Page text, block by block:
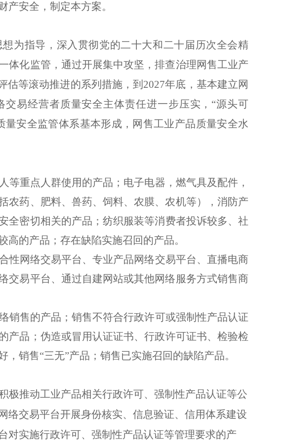
产安全，制定本方案。
为指导， 深入贯彻党的二十大和二十届 历次全会精
体化监管 ， 通过开展集中攻坚，排查治理网售工业产
估等滚动推进的系列措施，到 2027年底，基本建立网
易经营者质量安全主体责任进一步压实， “源头可
量安全监管体系基本形成，网售工业产品质量安全水
等重点人群使用的产品；电子电器，燃气具及配件 ，
农药、肥料、兽药、饲料、农膜、农机等），消防产
全密切相关的产品；纺织服装等消费者投诉较多、社
的产品；存在缺陷实施召回的产品。
性网络交易平台、专业产品网络交易平台、直播电商
交易平台、通过自建网站或其他网络服务方式销售商
销售的产品；销售不符合行政许可或强制性产品认证
产品；伪造或冒用认证证书、行政许可证书、检验检
， 销售“三无”产品；销售已实施召回的缺陷产品。
极推动工业产品相关行政许可、强制性产品认证等公
络交易平台开展身份核实、信息验证、信用体系建设
对实施行政许可、强制性产品认证等管理要求的产